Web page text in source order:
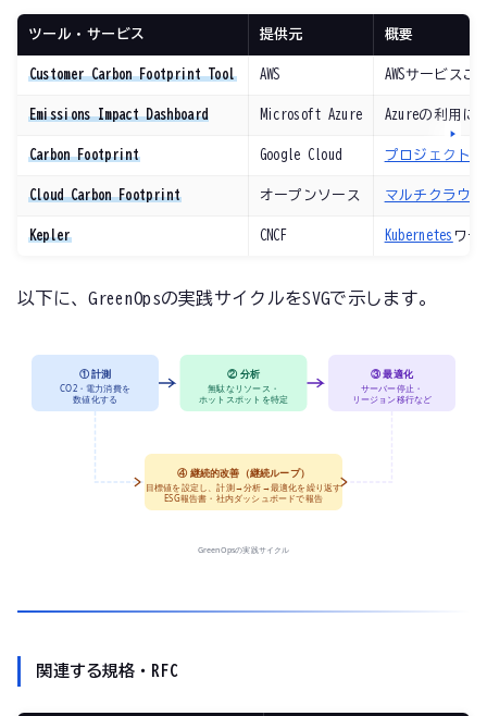
ツール・サービス 提供元 概要
Customer Carbon Footprint Tool AWS AWSサービス
Emissions Impact Dashboard Microsoft Azure Azureの利用に
Carbon Footprint Google Cloud プロジェクト
Cloud Carbon Footprint オープンソース マルチクラウド
Kepler CNCF Kubernetes ワー
以下に、GreenOpsの実践サイクルをSVGで示します。
① 計測
CO2・電力消費を
数値化する
② 分析
無駄なリソース・
ホットスポットを特定
③ 最適化
サーバー停止・
リージョン移行など
④ 継続的改善（継続ループ）
目標値を設定し、計測→分析→最適化を繰り返す
ESG報告書・社内ダッシュボードで報告
GreenOpsの実践サイクル
関連する規格・RFC